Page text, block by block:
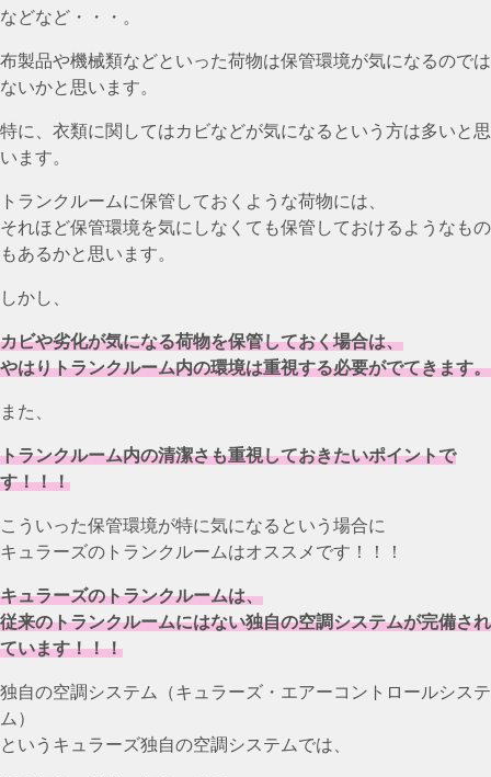
などなど・・・。
布製品や機械類などといった荷物は保管環境が気になるのでは
ないかと思います。
特に、衣類に関してはカビなどが気になるという方は多いと思
います。
トランクルームに保管しておくような荷物には、
それほど保管環境を気にしなくても保管しておけるようなもの
もあるかと思います。
しかし、
カビや劣化が気になる荷物を保管しておく場合は、
やはりトランクルーム内の環境は重視する必要がでてきます。
また、
トランクルーム内の清潔さも重視しておきたいポイントで
す！！！
こういった保管環境が特に気になるという場合に
キュラーズのトランクルームはオススメです！！！
キュラーズのトランクルームは、
従来のトランクルームにはない独自の空調システムが完備され
ています！！！
独自の空調システム（キュラーズ・エアーコントロールシステ
ム）
というキュラーズ独自の空調システムでは、